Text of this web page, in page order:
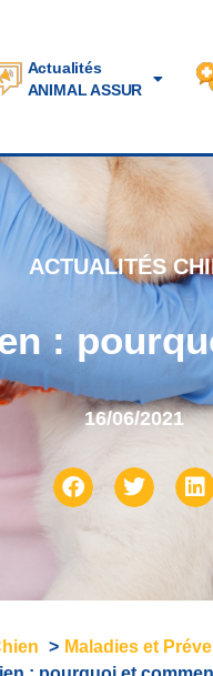
Actualités
ANIMAL ASSUR
ACTUALITÉS
:
16/06/2021
Maladies et